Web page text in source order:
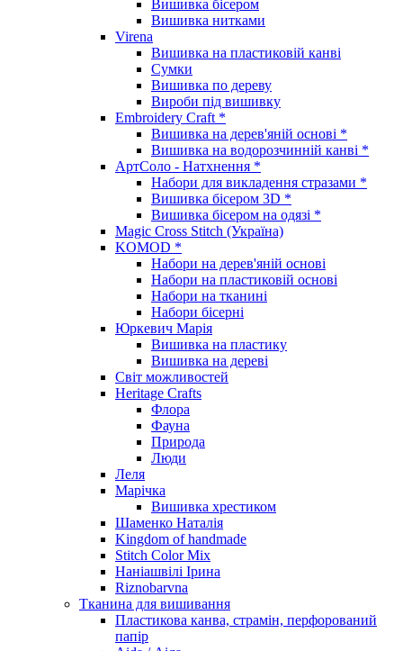
Вишивка бісером
Вишивка нитками
Virena
Вишивка на пластиковій канві
Сумки
Вишивка по дереву
Вироби під вишивку
Embroidery Craft *
Вишивка на дерев'яній основі *
Вишивка на водорозчинній канві *
АртСоло - Натхнення *
Набори для викладення стразами *
Вишивка бісером 3D *
Вишивка бісером на одязі *
Magic Cross Stitch (Україна)
KOMOD *
Набори на дерев'яній основі
Набори на пластиковій основі
Набори на тканині
Набори бісерні
Юркевич Марія
Вишивка на пластику
Вишивка на дереві
Світ можливостей
Heritage Crafts
Флора
Фауна
Природа
Люди
Леля
Марічка
Вишивка хрестиком
Шаменко Наталія
Kingdom of handmade
Stitch Color Mix
Наніашвілі Ірина
Riznobarvna
Тканина для вишивання
Пластикова канва, страмін, перфорований
папір